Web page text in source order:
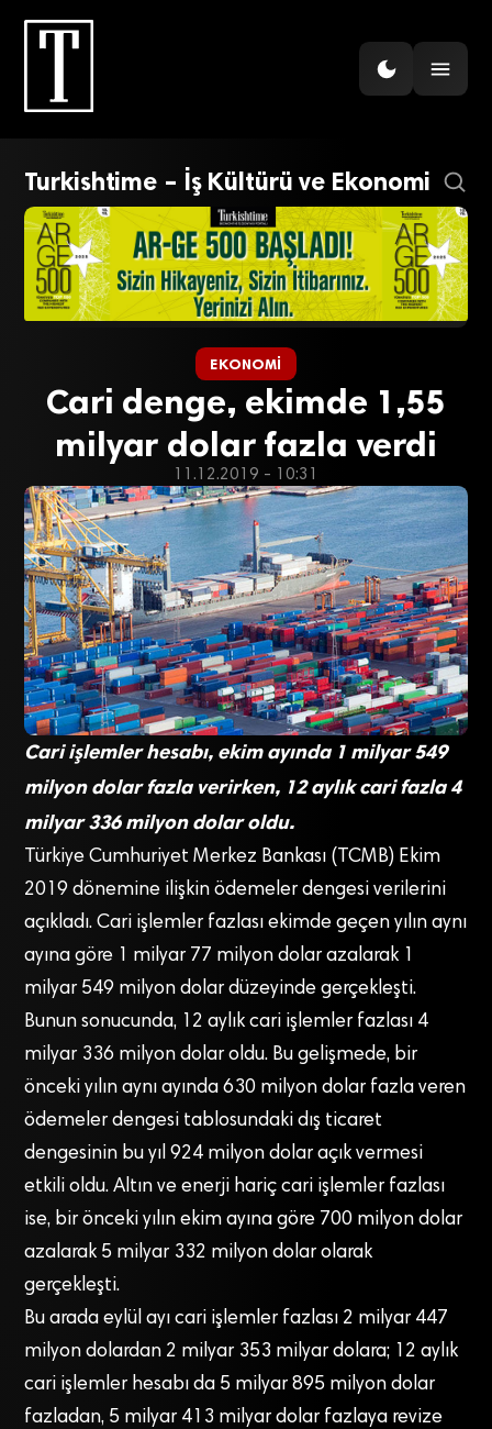
Turkishtime – İş Kültürü ve Ekonomi
EKONOMI
Cari denge, ekimde 1,55
milyar dolar fazla verdi
11.12.2019 - 10:31
Cari işlemler hesabı, ekim ayında 1 milyar 549
milyon dolar fazla verirken, 12 aylık cari fazla 4
milyar 336 milyon dolar oldu.
Türkiye Cumhuriyet Merkez Bankası (TCMB) Ekim
2019 dönemine ilişkin ödemeler dengesi verilerini
açıkladı. Cari işlemler fazlası ekimde geçen yılın aynı
ayına göre 1 milyar 77 milyon dolar azalarak 1
milyar 549 milyon dolar düzeyinde gerçekleşti.
Bunun sonucunda, 12 aylık cari işlemler fazlası 4
milyar 336 milyon dolar oldu. Bu gelişmede, bir
önceki yılın aynı ayında 630 milyon dolar fazla veren
ödemeler dengesi tablosundaki dış ticaret
dengesinin bu yıl 924 milyon dolar açık vermesi
etkili oldu. Altın ve enerji hariç cari işlemler fazlası
ise, bir önceki yılın ekim ayına göre 700 milyon dolar
azalarak 5 milyar 332 milyon dolar olarak
gerçekleşti.
Bu arada eylül ayı cari işlemler fazlası 2 milyar 447
milyon dolardan 2 milyar 353 milyar dolara; 12 aylık
cari işlemler hesabı da 5 milyar 895 milyon dolar
fazladan, 5 milyar 413 milyar dolar fazlaya revize